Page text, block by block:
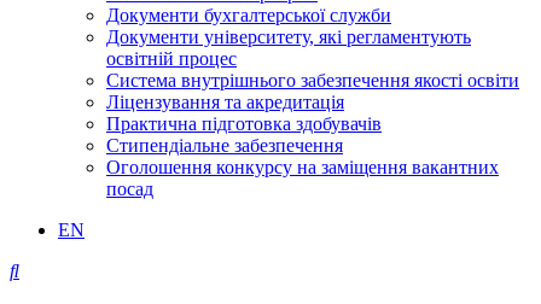
Документи бухгалтерської служби
Документи університету, які регламентують
освітній процес
Система внутрішнього забезпечення якості освіти
Ліцензування та акредитація
Практична підготовка здобувачів
Стипендіальне забезпечення
Оголошення конкурсу на заміщення вакантних
посад
EN